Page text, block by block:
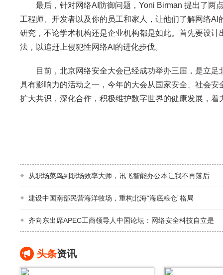
最后，针对网络AI防御问题，Yoni Birman 提出了两
工程师、开发者以及你的员工和家人，让他们了解网络
研究，不论学术机构还是企业机构都是如此。首先要设
法，以追赶上侵犯性网络AI的进化步伐。
目前，北京网络安全大会已经成功举办三届，是立足
具有影响力的活动之一，今年的大会从国家安全、社会
扩大共识，深化合作，积极维护数字世界的健康发展，
从职场菜鸟到职场效率大师，讯飞智能办公本让我不再落后
建设中国南部民营海洋牧场，重构北海“海底粮仓”格局
齐向东出席APEC工商领导人中国论坛：网络安全科技自立是
头条资讯